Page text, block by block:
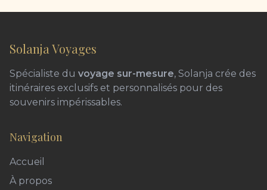
Solanja Voyages
Spécialiste du voyage sur-mesure, Solanja crée des
itinéraires exclusifs et personnalisés pour des
souvenirs impérissables.
Navigation
Accueil
À propos